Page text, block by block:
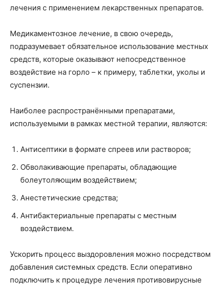
лечения с применением лекарственных препаратов.
Медикаментозное лечение, в свою очередь,
подразумевает обязательное использование местных
средств, которые оказывают непосредственное
воздействие на горло – к примеру, таблетки, уколы и
суспензии.
Наиболее распространёнными препаратами,
используемыми в рамках местной терапии, являются:
Антисептики в формате спреев или растворов;
Обволакивающие препараты, обладающие
болеутоляющим воздействием;
Анестетические средства;
Антибактериальные препараты с местным
воздействием.
Ускорить процесс выздоровления можно посредством
добавления системных средств. Если оперативно
подключить к процедуре лечения противовирусные